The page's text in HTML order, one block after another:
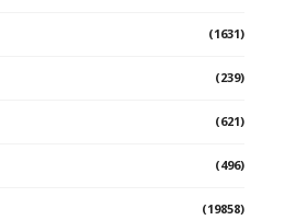
(1631)
(239)
(621)
(496)
(19858)